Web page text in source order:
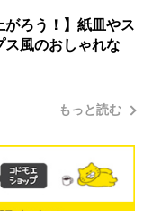
がろう！】紙皿やス
ス風のおしゃれな
もっと読む